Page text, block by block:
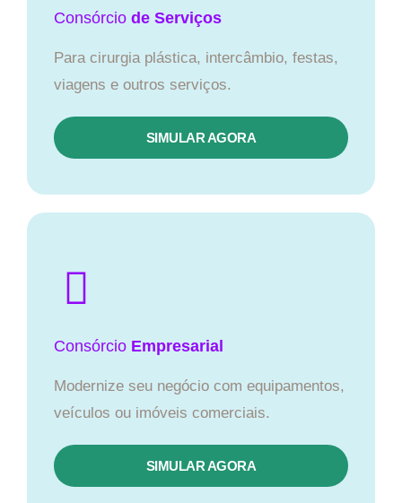
Consórcio de Serviços
Para cirurgia plástica, intercâmbio, festas,
viagens e outros serviços.
SIMULAR AGORA
Consórcio Empresarial
Modernize seu negócio com equipamentos,
veículos ou imóveis comerciais.
SIMULAR AGORA